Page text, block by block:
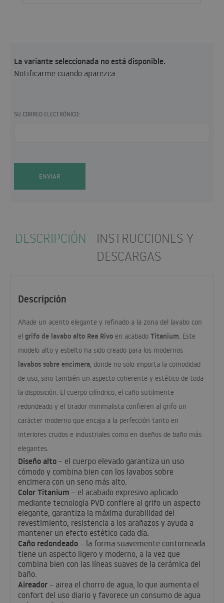
La variante seleccionada no está disponible.
Notificarme cuando aparezca:
SU CORREO ELECTRÓNICO:
ENVIAR
DESCRIPCIÓN
INSTRUCCIONES Y
DESCARGAS
Descripción
Añade un acento elegante y refinado a la zona del lavabo con
el grifo de lavabo alto Rea Rivo en acabado Titanium. Este
modelo alto y esbelto ha sido creado para los modernos
lavabos sobre encimera, donde no solo importa la comodidad
de uso, sino también un aspecto coherente y estético de toda
la disposición. El cuerpo cilíndrico, el caño sutilmente
redondeado y el tirador minimalista confieren al grifo un
carácter moderno que encaja a la perfección tanto en
interiores crudos e industriales como en diseños de baño más
elegantes.
Diseño alto – el cuerpo elevado garantiza un uso
cómodo y combina bien con los lavabos sobre
encimera con un seno más alto.
Color Titanium – el acabado expresivo aplicado
mediante tecnología PVD confiere al grifo un aspecto
elegante, garantiza la máxima durabilidad del
revestimiento, resistencia a los arañazos y ayuda a
mantener un efecto estético cada día.
Caño redondeado – la forma suavemente contorneada
tiene un aspecto ligero y moderno, a la vez que
combina bien con las líneas suaves de la cerámica del
baño.
Aireador – airea el chorro de agua, lo que aumenta el
confort del uso diario y favorece un consumo de agua